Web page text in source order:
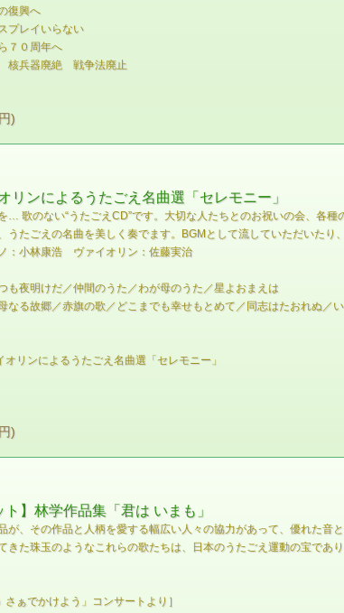
復興へ
プレイいらない
７０周年へ
核兵器廃絶 戦争法廃止
)
リンによるうたごえ名曲選「セレモニー」
… 歌のない“うたごえCD”です。大切な人たちとのお祝いの会、各
うたごえの名曲を美しく奏でます。BGMとして流していただいた
：小林康浩 ヴァイオリン：佐藤実治
も夜明けだ／仲間のうた／わが母のうた／星よおまえは
なる故郷／赤旗の歌／どこまでも幸せもとめて／同志はたおれぬ
リンによるうたごえ名曲選「セレモニー」
)
】林学作品集「君は いまも」
が、その作品と人柄を愛する幅広い人々の協力があって、優れた音と
きた珠玉のようなこれらの歌たちは、日本のうたごえ運動の宝であ
ぁでかけよう」コンサートより］